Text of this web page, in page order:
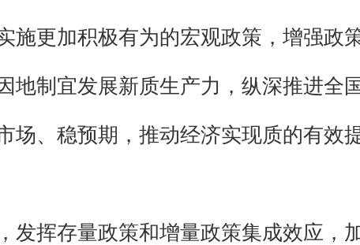
施更加积极有为的宏观政策，增强政
地制宜发展新质生产力，纵深推进全
场、稳预期，推动经济实现质的有效
发挥存量政策和增量政策集成效应，